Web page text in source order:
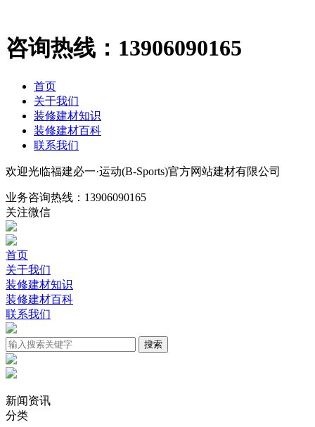
咨询热线： 13906090165
首页
关于我们
装修建材知识
装修建材百科
联系我们
欢迎光临福建必一·运动(B-Sports)官方网站建材有限公司
业务咨询热线： 13906090165
关注微信
首页
关于我们
装修建材知识
装修建材百科
联系我们
新闻资讯
分类